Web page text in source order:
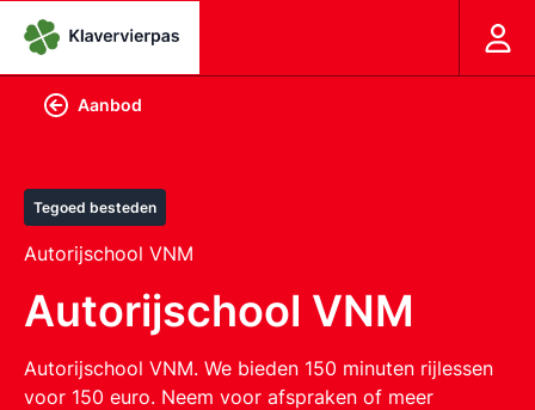
Aanbod
Tegoed besteden
Autorijschool VNM
Autorijschool VNM
Autorijschool VNM. We bieden 150 minuten rijlessen
voor 150 euro. Neem voor afspraken of meer